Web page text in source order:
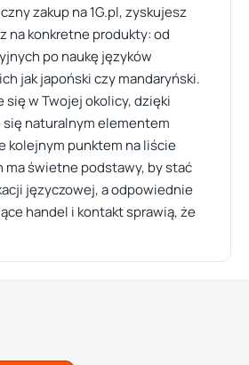
zakup na 1G.pl, zyskujesz
na konkretne produkty: od
po naukę języków
jak japoński czy mandaryński.
w Twojej okolicy, dzięki
się naturalnym elementem
kolejnym punktem na liście
ma świetne podstawy, by stać
języczowej, a odpowiednie
handel i kontakt sprawią, że